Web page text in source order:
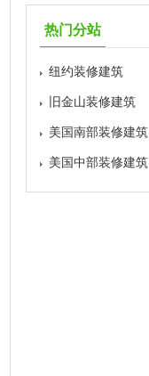
热门分站
纽约装修建筑
旧金山装修建筑
美国南部装修建筑
美国中部装修建筑